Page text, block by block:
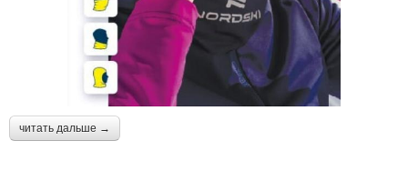
читать дальше →